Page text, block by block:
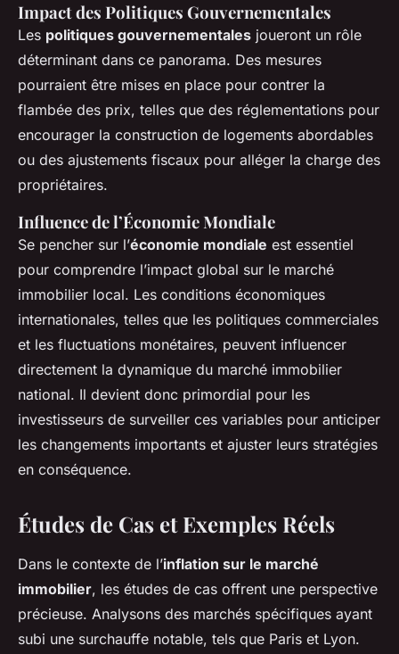
Impact des Politiques Gouvernementales
Les politiques gouvernementales joueront un rôle
déterminant dans ce panorama. Des mesures
pourraient être mises en place pour contrer la
flambée des prix, telles que des réglementations pour
encourager la construction de logements abordables
ou des ajustements fiscaux pour alléger la charge des
propriétaires.
Influence de l’Économie Mondiale
Se pencher sur l’économie mondiale est essentiel
pour comprendre l’impact global sur le marché
immobilier local. Les conditions économiques
internationales, telles que les politiques commerciales
et les fluctuations monétaires, peuvent influencer
directement la dynamique du marché immobilier
national. Il devient donc primordial pour les
investisseurs de surveiller ces variables pour anticiper
les changements importants et ajuster leurs stratégies
en conséquence.
Études de Cas et Exemples Réels
Dans le contexte de l’inflation sur le marché
immobilier, les études de cas offrent une perspective
précieuse. Analysons des marchés spécifiques ayant
subi une surchauffe notable, tels que Paris et Lyon.